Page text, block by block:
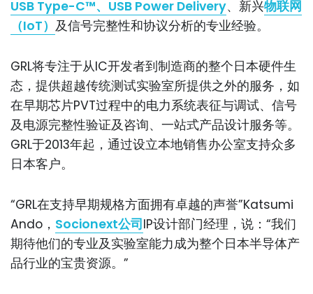
USB Type-C™、USB Power Delivery、新兴物联网
（IoT） 及信号完整性和协议分析的专业经验。
GRL将专注于从IC开发者到制造商的整个日本硬件生
态，提供超越传统测试实验室所提供之外的服务，如
在早期芯片PVT过程中的电力系统表征与调试、信号
及电源完整性验证及咨询、一站式产品设计服务等。
GRL于2013年起，通过设立本地销售办公室支持众多
日本客户。
“GRL在支持早期规格方面拥有卓越的声誉”Katsumi
Ando， Socionext公司IP设计部门经理，说：“我们
期待他们的专业及实验室能力成为整个日本半导体产
品行业的宝贵资源。”